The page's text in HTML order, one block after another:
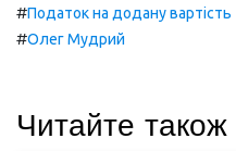
#Податок на додану вартість
#Олег Мудрий
Читайте також